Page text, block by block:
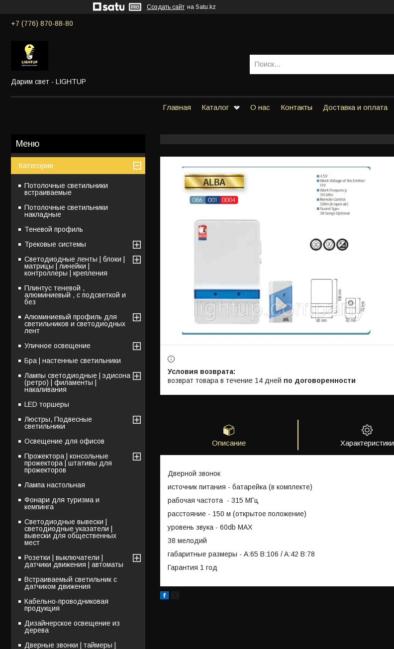
Создать сайт на Satu.kz
+7 (776) 870-88-80
Дарим свет - LIGHTUP
Главная Каталог О нас Контакты Доставка и оплата
возврат товара в течение 14 дней по договоренности
Описание Характеристики
Дверной звонок
источник питания - батарейка (в комплекте)
рабочая частота - 315 МГц
расстояние - 150 м (открытое положение)
уровень звука - 60db MAX
38 мелодий
габаритные размеры - A:65 B:106 / A:42 B:78
Гарантия 1 год
Категории
Потолочные светильники
встраиваемые
Потолочные светильники
накладные
Теневой профиль
Трековые системы
Светодиодные ленты | блоки |
матрицы | линейки |
контроллеры | крепления
Плинтус теневой ,
алюминиевый , с подсветкой и
без
Алюминиевый профиль для
светильников и светодиодных
лент
Уличное освещение
Бра | настенные светильники
Лампы светодиодные | эдисона
(ретро) | филаменты |
накаливания
LED торшеры
Люстры, Подвесные
светильники
Освещение для офисов
Прожектора | консольные
прожектора | штативы для
прожекторов
Лампа настольная
Фонари для туризма и
кемпинга
Светодиодные вывески |
светодиодные указатели |
вывески для общественных
мест
Розетки | выключатели |
датчики движения | автоматы
Встраиваемый светильник с
датчиком движения
Кабельно-проводниковая
продукция
Дизайнерское освещение из
дерева
Дверные звонки | таймеры |